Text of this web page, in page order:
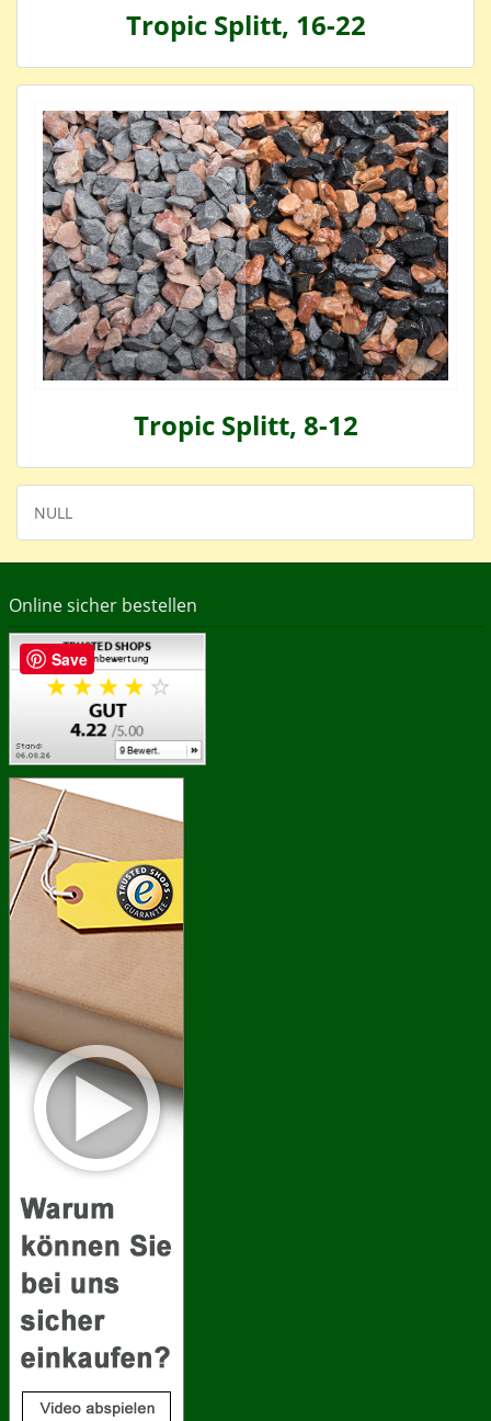
Tropic Splitt, 16-22
Tropic Splitt, 8-12
NULL
Online sicher bestellen
Save